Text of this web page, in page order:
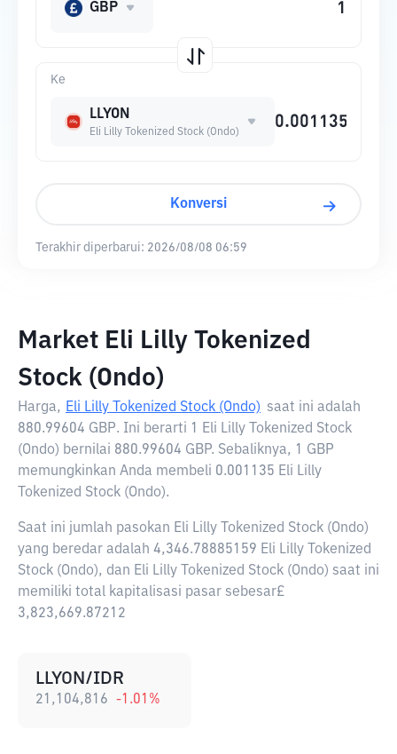
Ke
LLYON
Eli Lilly Tokenized Stock (Ondo)
GBP
Konversi
Terakhir diperbarui: 2026/08/08 06:59
Market Eli Lilly Tokenized
Stock (Ondo)
Harga, Eli Lilly Tokenized Stock (Ondo) saat ini adalah
880.99604 GBP. Ini berarti 1 Eli Lilly Tokenized Stock
(Ondo) bernilai 880.99604 GBP. Sebaliknya, 1 GBP
memungkinkan Anda membeli 0.001135 Eli Lilly
Tokenized Stock (Ondo).
Saat ini jumlah pasokan Eli Lilly Tokenized Stock (Ondo)
yang beredar adalah 4,346.78885159 Eli Lilly Tokenized
Stock (Ondo), dan Eli Lilly Tokenized Stock (Ondo) saat ini
memiliki total kapitalisasi pasar sebesar£
3,823,669.87212
LLYON/IDR
21,104,816 -1.01 %